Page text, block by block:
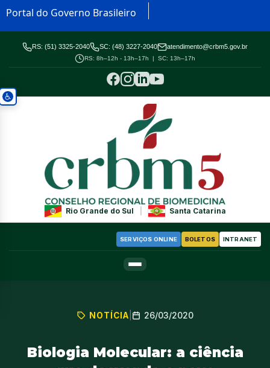
Portal do Governo Brasileiro
RS: (51) 3325-2040 SC: (48) 3227-2040 atendimento@crbm5.gov.br
RS: 8h–12h - 13h–17h | SC: 13h–17h
Rio Grande do Sul Santa Catarina
SERVIÇOS ONLINE BOLETOS INTRANET
NOTÍCIA 26/03/2020
Biologia Molecular: a ciência